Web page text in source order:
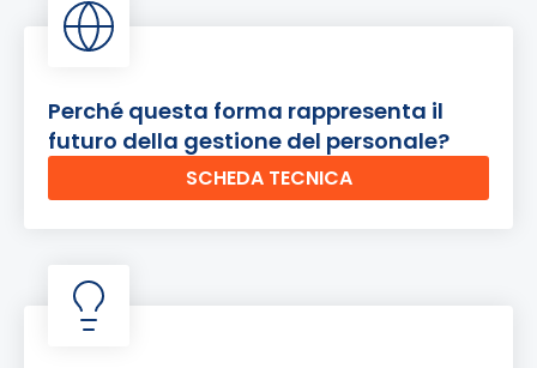
Perché questa forma rappresenta il
futuro della gestione del personale?
SCHEDA TECNICA